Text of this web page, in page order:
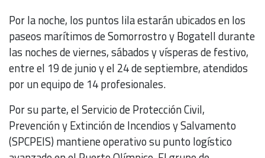
Por la noche, los puntos lila estarán ubicados en los
paseos marítimos de Somorrostro y Bogatell durante
las noches de viernes, sábados y vísperas de festivo,
entre el 19 de junio y el 24 de septiembre, atendidos
por un equipo de 14 profesionales.
Por su parte, el Servicio de Protección Civil,
Prevención y Extinción de Incendios y Salvamento
(SPCPEIS) mantiene operativo su punto logístico